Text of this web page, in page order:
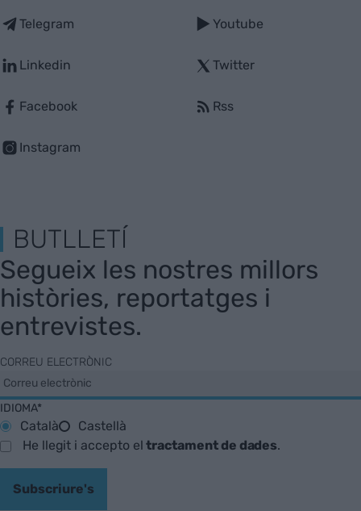
Telegram
Linkedin
Facebook
Instagram
Youtube
Twitter
Rss
BUTLLETÍ
Segueix les nostres millors
històries, reportatges i
entrevistes.
CORREU ELECTRÒNIC
IDIOMA*
Català
Castellà
He llegit i accepto eltractament de dades.
Subscriure's